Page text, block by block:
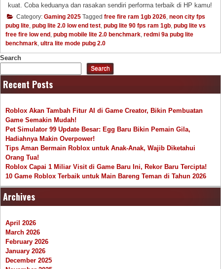
kuat. Coba keduanya dan rasakan sendiri performa terbaik di HP kamu!
Category: Gaming 2025 Tagged free fire ram 1gb 2026 neon city fps
pubg lite pubg lite 2.0 low end test pubg lite 90 fps ram 1gb pubg lite vs
free fire low end pubg mobile lite 2.0 benchmark redmi 9a pubg lite
benchmark ultra lite mode pubg 2.0
Search
Search
Recent Posts
Roblox Akan Tambah Fitur AI di Game Creator, Bikin Pembuatan
Game Semakin Mudah!
Pet Simulator 99 Update Besar: Egg Baru Bikin Pemain Gila,
Hadiahnya Makin Overpower!
Tips Aman Bermain Roblox untuk Anak-Anak, Wajib Diketahui
Orang Tua!
Roblox Capai 1 Miliar Visit di Game Baru Ini, Rekor Baru Tercipta!
10 Game Roblox Terbaik untuk Main Bareng Teman di Tahun 2026
Archives
April 2026
March 2026
February 2026
January 2026
December 2025